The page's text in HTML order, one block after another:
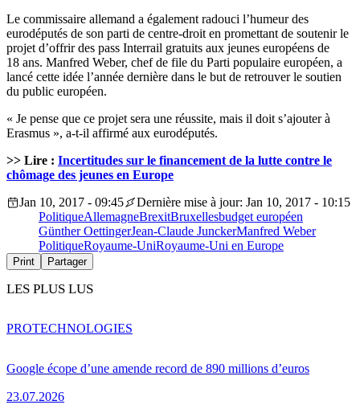
Le commissaire allemand a également radouci l’humeur des
eurodéputés de son parti de centre-droit en promettant de soutenir le
projet d’offrir des pass Interrail gratuits aux jeunes européens de
18 ans. Manfred Weber, chef de file du Parti populaire européen, a
lancé cette idée l’année dernière dans le but de retrouver le soutien
du public européen.
« Je pense que ce projet sera une réussite, mais il doit s’ajouter à
Erasmus », a-t-il affirmé aux eurodéputés.
>> Lire : Incertitudes sur le financement de la lutte contre le
chômage des jeunes en Europe
Jan 10, 2017 - 09:45
Dernière mise à jour: Jan 10, 2017 - 10:15
PolitiqueAllemagneBrexitBruxellesbudget européen
Günther OettingerJean-Claude JunckerManfred Weber
PolitiqueRoyaume-UniRoyaume-Uni en Europe
Print Partager
LES PLUS LUS
Google écope d’une amende record de 890 millions d’euros
23.07.2026
PROTECHNOLOGIES